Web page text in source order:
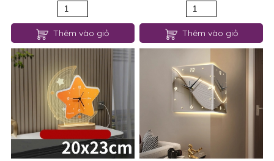
Thêm vào giỏ Thêm vào giỏ
Đồng hồ để bàn trang trí
phòng ngủ DH364
Đồng hồ 2 mặt treo tường
phòng khách có đèn led